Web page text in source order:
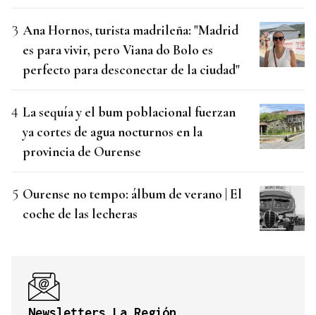
Ana Hornos, turista madrileña: "Madrid
es para vivir, pero Viana do Bolo es
perfecto para desconectar de la ciudad"
La sequía y el bum poblacional fuerzan
ya cortes de agua nocturnos en la
provincia de Ourense
Ourense no tempo: álbum de verano | El
coche de las lecheras